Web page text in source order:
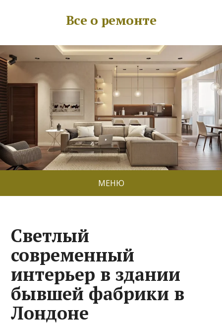
Все о ремонте
МЕНЮ
Светлый
современный
интерьер в здании
бывшей фабрики в
Лондоне